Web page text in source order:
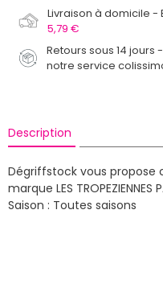
Livraison à domicile
5,79 €
Retours sous 14 jours
notre service
Description
Dégriffstock vous
marque LES TROPEZIENNES
Saison : Toutes saisons